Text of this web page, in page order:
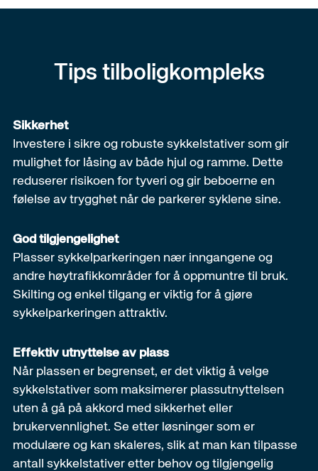
Tips til boligkompleks
Sikkerhet
Investere i sikre og robuste sykkelstativer som gir
mulighet for låsing av både hjul og ramme. Dette
reduserer risikoen for tyveri og gir beboerne en
følelse av trygghet når de parkerer syklene sine.
God tilgjengelighet
Plasser sykkelparkeringen nær inngangene og
andre høytrafikkområder for å oppmuntre til bruk.
Skilting og enkel tilgang er viktig for å gjøre
sykkelparkeringen attraktiv.
Effektiv utnyttelse av plass
Når plassen er begrenset, er det viktig å velge
sykkelstativer som maksimerer plassutnyttelsen
uten å gå på akkord med sikkerhet eller
brukervennlighet. Se etter løsninger som er
modulære og kan skaleres, slik at man kan tilpasse
antall sykkelstativer etter behov og tilgjengelig